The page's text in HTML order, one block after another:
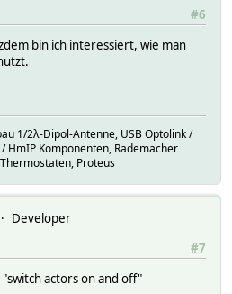
#6
bin ich interessiert, wie man
1/2λ-Dipol-Antenne, USB Optolink /
HmIP Komponenten, Rademacher
Proteus
Developer
#7
actors on and off"